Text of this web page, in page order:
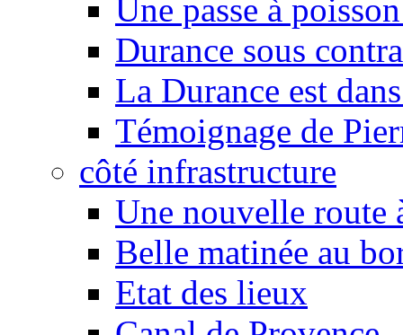
Une passe à
Durance sous
La Durance est
Témoignage de
côté infrastructure
Une nouvelle route
Belle matinée au
Etat des lieux